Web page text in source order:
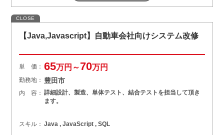
CLOSE
【Java,Javascript】自動車会社向けシステム改修
単 価： 65万円～70万円
勤務地： 豊田市
内 容： 詳細設計、製造、単体テスト、結合テストを担当して頂き
ます。
スキル： Java , JavaScript , SQL